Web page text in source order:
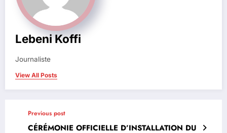
Lebeni Koffi
Journaliste
View All Posts
Previous post
CÉRÉMONIE OFFICIELLE D’INSTALLATION DU